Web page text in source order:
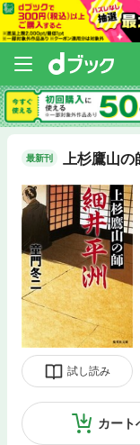
最新刊 上杉鷹山
試し読み
カート